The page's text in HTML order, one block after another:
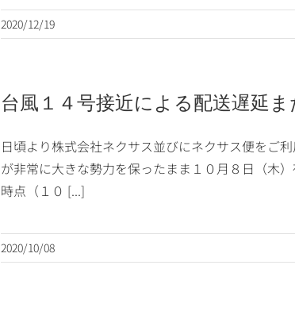
2020/12/19
台風１４号接近による配送遅延
日頃より株式会社ネクサス並びにネクサス便をご
が非常に大きな勢力を保ったまま１０月８日（木
時点（１０ [...]
2020/10/08